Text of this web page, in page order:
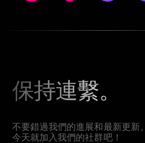
保持連繫。
不要錯過我們的進展和最新更新
今天就加入我們的社群吧！